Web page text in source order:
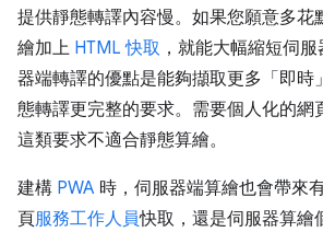
提供靜態轉譯內容慢。如果您願意多花
繪加上 HTML 快取 ，就能大幅縮短伺
器端轉譯的優點是能夠擷取更多「即時
態轉譯更完整的要求。需要個人化的網
這類要求不適合靜態算繪。
建構 PWA 時，伺服器端算繪也會帶來
頁服務工作人員快取，還是伺服器算繪